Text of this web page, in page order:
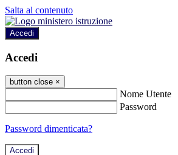
Salta al contenuto
Accedi
Accedi
button close ×
Nome Utente
Password
Password dimenticata?